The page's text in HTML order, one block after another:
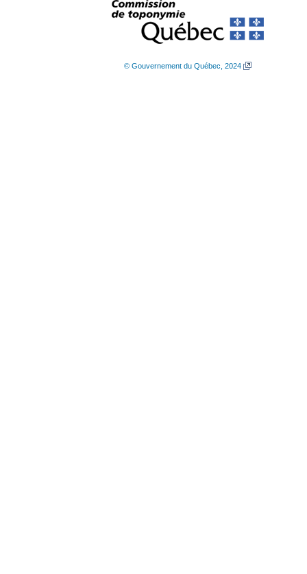
© Gouvernement du Québec, 2024